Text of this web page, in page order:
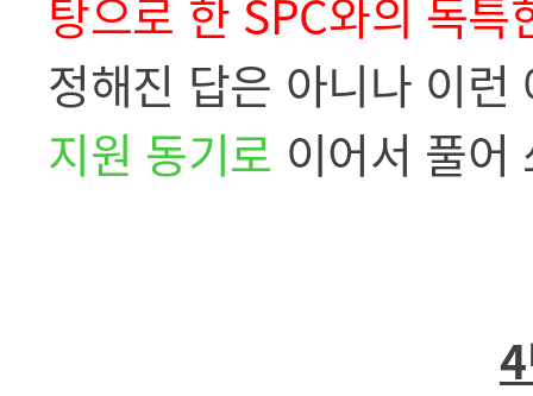
탕으로 한 SPC와의 독특
정해진 답은 아니나 이런
지원 동기로 이어서 풀어